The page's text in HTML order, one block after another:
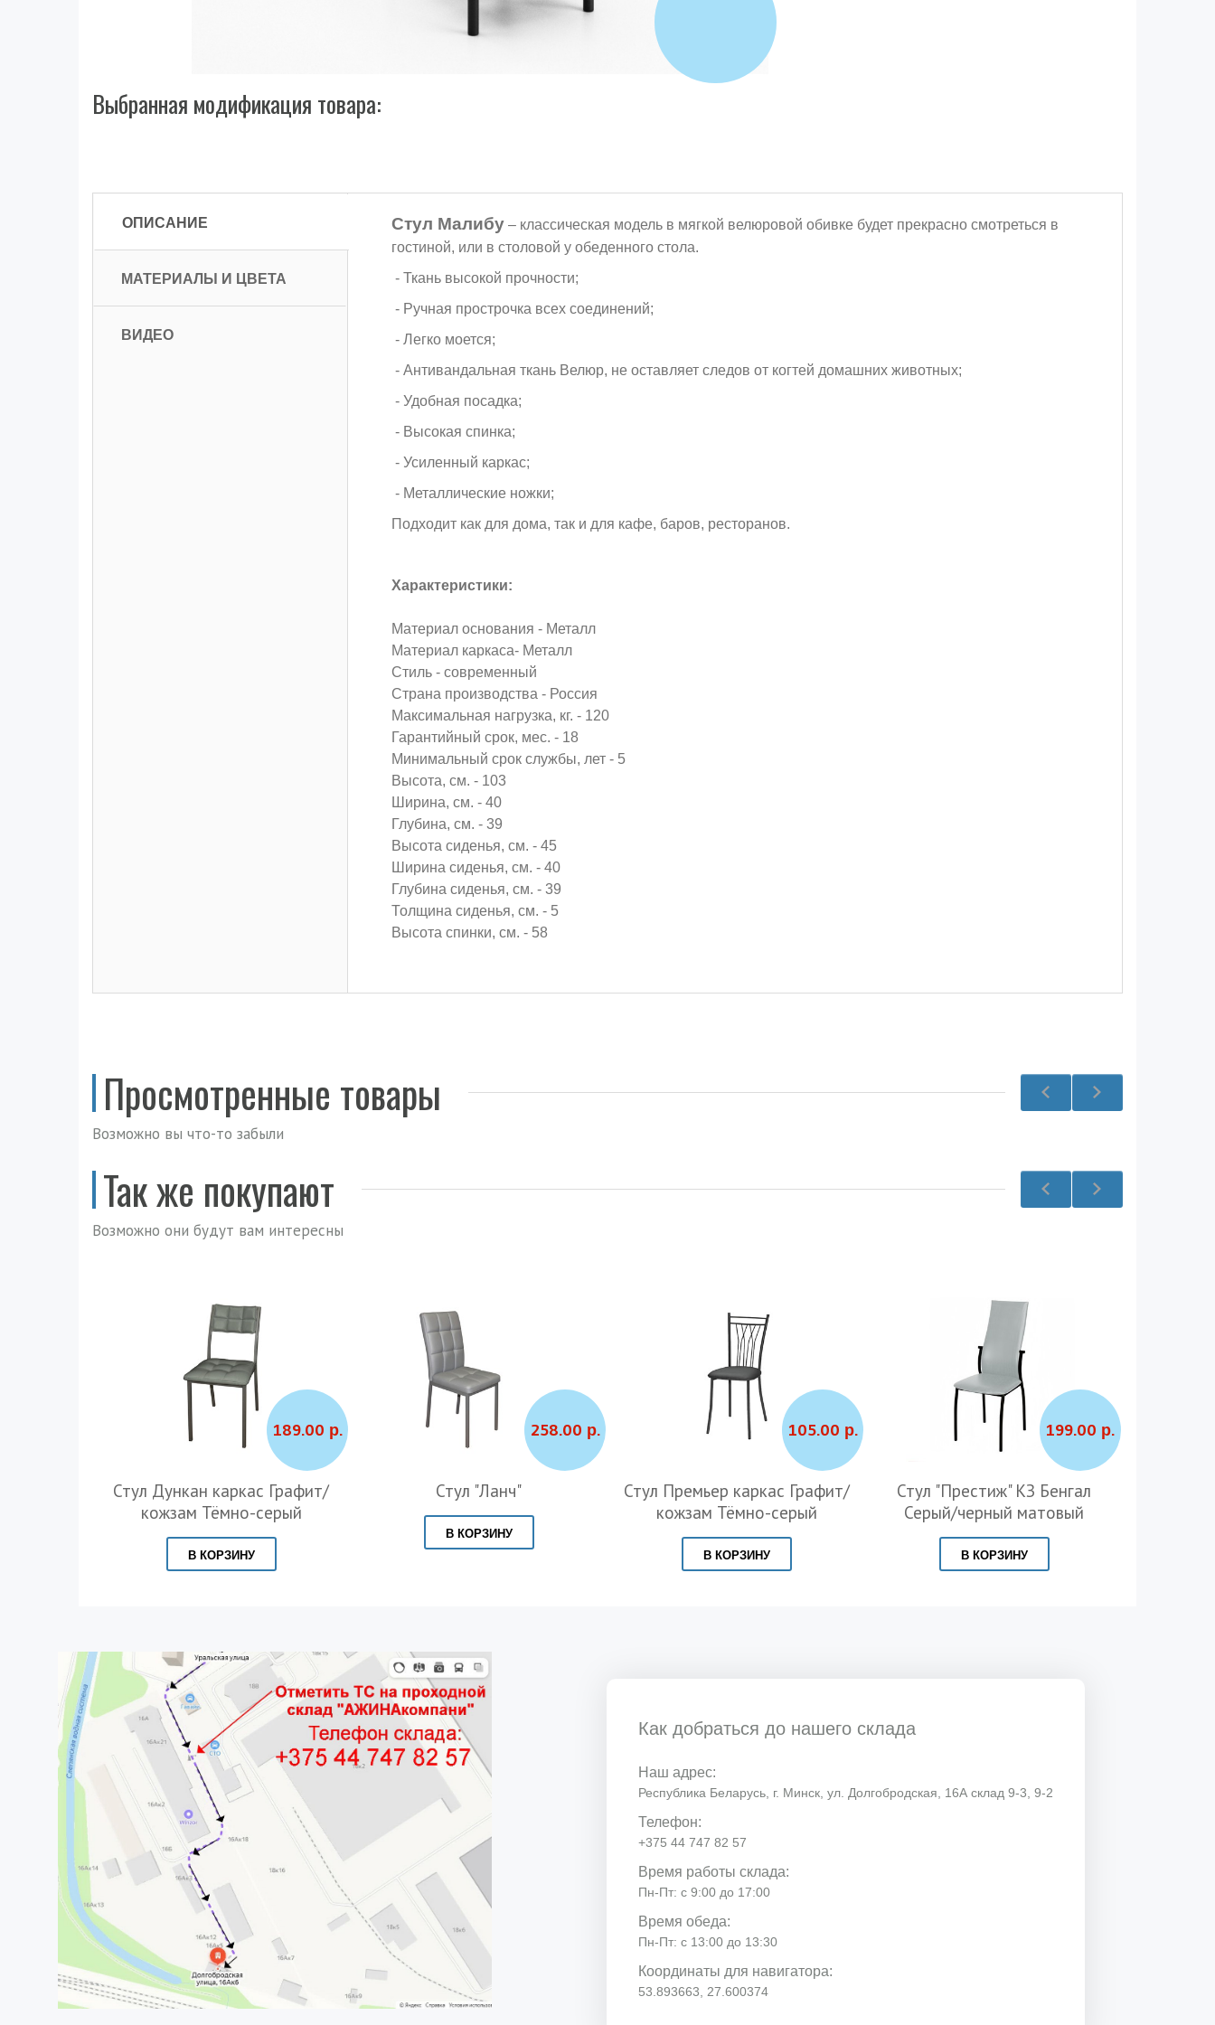
Выбранная модификация товара:
ОПИСАНИЕ
МАТЕРИАЛЫ И ЦВЕТА
ВИДЕО
Стул Малибу – классическая модель в мягкой велюровой обивке будет прекрасно смотреться в
гостиной, или в столовой у обеденного стола.
- Ткань высокой прочности;
- Ручная прострочка всех соединений;
- Легко моется;
- Антивандальная ткань Велюр, не оставляет следов от когтей домашних животных;
- Удобная посадка;
- Высокая спинка;
- Усиленный каркас;
- Металлические ножки;
Подходит как для дома, так и для кафе, баров, ресторанов.
Характеристики:
Материал основания - Металл
Материал каркаса- Металл
Стиль - современный
Страна производства - Россия
Максимальная нагрузка, кг. - 120
Гарантийный срок, мес. - 18
Минимальный срок службы, лет - 5
Высота, см. - 103
Ширина, см. - 40
Глубина, см. - 39
Высота сиденья, см. - 45
Ширина сиденья, см. - 40
Глубина сиденья, см. - 39
Толщина сиденья, см. - 5
Высота спинки, см. - 58
Просмотренные товары
Возможно вы что-то забыли
Так же покупают
Возможно они будут вам интересны
189.00 р.
Стул Дункан каркас Графит/
кожзам Тёмно-серый
В КОРЗИНУ
258.00 р.
Стул "Ланч"
В КОРЗИНУ
105.00 р.
Стул Премьер каркас Графит/
кожзам Тёмно-серый
В КОРЗИНУ
199.00 р.
Стул "Престиж" КЗ Бенгал
Серый/черный матовый
В КОРЗИНУ
Как добраться до нашего склада
Наш адрес:
Республика Беларусь, г. Минск, ул. Долгобродская, 16А склад 9-3, 9-2
Телефон:
+375 44 747 82 57
Время работы склада:
Пн-Пт: с 9:00 до 17:00
Время обеда:
Пн-Пт: с 13:00 до 13:30
Координаты для навигатора:
53.893663, 27.600374